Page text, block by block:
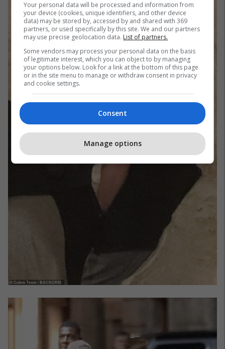
Your personal data will be processed and information from
your device (cookies, unique identifiers, and other device
data) may be stored by, accessed by and shared with 369
partners, or used specifically by this site. We and our partners
may use precise geolocation data. List of partners.
Some vendors may process your personal data on the basis
of legitimate interest, which you can object to by managing
your options below. Look for a link at the bottom of this page
or in the site menu to manage or withdraw consent in privacy
and cookie settings.
Consent
Manage options